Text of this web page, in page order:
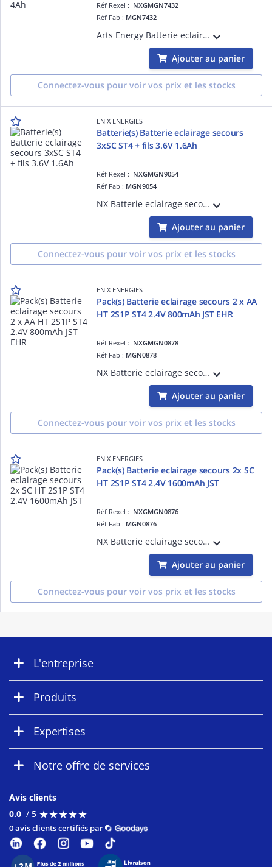
Réf Rexel : NXGMGN7432
Réf Fab : MGN7432
Arts Energy Batterie eclairage secours 3 VNT DH U COTE/COTE 3.6V 4Ah vendu par Boîte(s) de 1
Ajouter au panier
Connectez-vous pour voir vos prix et les stocks
ENIX ENERGIES
Batterie(s) Batterie eclairage secours
3xSC ST4 + fils 3.6V 1.6Ah
Réf Rexel : NXGMGN9054
Réf Fab : MGN9054
NX Batterie eclairage secours 3xSC ST4 + fils 3.6V 1.6Ah vendu par Batterie(s)
Ajouter au panier
Connectez-vous pour voir vos prix et les stocks
ENIX ENERGIES
Pack(s) Batterie eclairage secours 2 x AA
HT 2S1P ST4 2.4V 800mAh JST EHR
Réf Rexel : NXGMGN0878
Réf Fab : MGN0878
NX Batterie eclairage secours 2 x AA HT 2S1P ST4 2.4V 800mAh JST EHR vendu par Pack(s)
Ajouter au panier
Connectez-vous pour voir vos prix et les stocks
ENIX ENERGIES
Pack(s) Batterie eclairage secours 2x SC
HT 2S1P ST4 2.4V 1600mAh JST
Réf Rexel : NXGMGN0876
Réf Fab : MGN0876
NX Batterie eclairage secours 2x SC HT 2S1P ST4 2.4V 1600mAh JST vendu par Pack(s)
Ajouter au panier
Connectez-vous pour voir vos prix et les stocks
L'entreprise
Produits
Expertises
Notre offre de services
Avis clients
0.0 / 5 ★★★★★
★★★★★
0 avis clients certifiés par